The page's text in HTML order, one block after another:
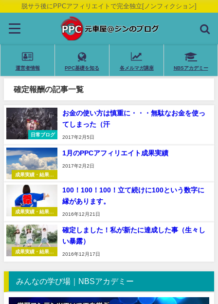
脱サラ後にPPCアフィリエイトで完全独立[ノンフィクション]
運営者情報 PPC基礎を知る 各メルマガ講座 NBSアカデミー
確定報酬の記事一覧
日常ブログ
お金の使い方は慎重に・・・無駄なお金を使っ
てしまった（汗
2017年2月5日
成果実績・結果報
告
1月のPPCアフィリエイト成果実績
2017年2月2日
成果実績・結果報
100！100！100！立て続けに100という数字に
縁があります。
2016年12月21日
成果実績・結果報
確定しました！私が新たに達成した事（生々し
い暴露）
2016年12月17日
みんなの学び場｜NBSアカデミー